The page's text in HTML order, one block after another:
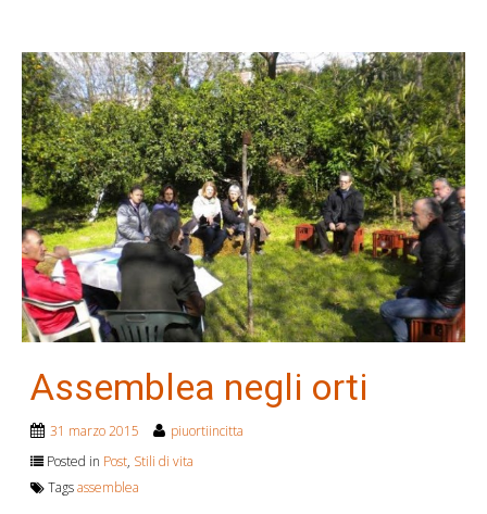
Assemblea negli orti
31 marzo 2015
piuortiincitta
Posted in Post, Stili di vita
Tagsassemblea